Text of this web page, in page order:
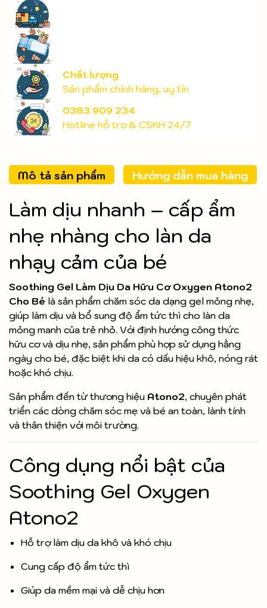
Chất lượng
Sản phẩm chính hãng, uy tín
0383 909 234
Hotline hỗ trợ & CSKH 24/7
Mô tả sản phẩm Hướng dẫn mua hàng
Làm dịu nhanh – cấp ẩm
nhẹ nhàng cho làn da
nhạy cảm của bé
Soothing Gel Làm Dịu Da Hữu Cơ Oxygen Atono2
Cho Bé là sản phẩm chăm sóc da dạng gel mỏng nhẹ,
giúp làm dịu và bổ sung độ ẩm tức thì cho làn da
mỏng manh của trẻ nhỏ. Với định hướng công thức
hữu cơ và dịu nhẹ, sản phẩm phù hợp sử dụng hằng
ngày cho bé, đặc biệt khi da có dấu hiệu khô, nóng rát
hoặc khó chịu.
Sản phẩm đến từ thương hiệu Atono2, chuyên phát
triển các dòng chăm sóc mẹ và bé an toàn, lành tính
và thân thiện với môi trường.
Công dụng nổi bật của
Soothing Gel Oxygen
Atono2
Hỗ trợ làm dịu da khô và khó chịu
Cung cấp độ ẩm tức thì
Giúp da mềm mại và dễ chịu hơn